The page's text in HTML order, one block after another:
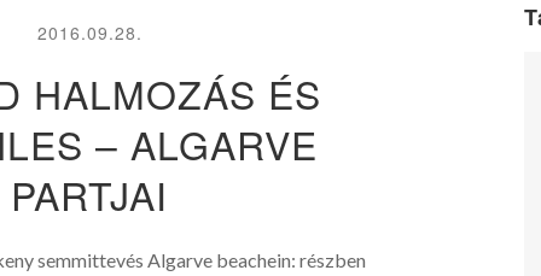
2016.09.28.
HALMOZÁS ÉS
– ALGARVE
PARTJAI
semmittevés Algarve beachein: részben